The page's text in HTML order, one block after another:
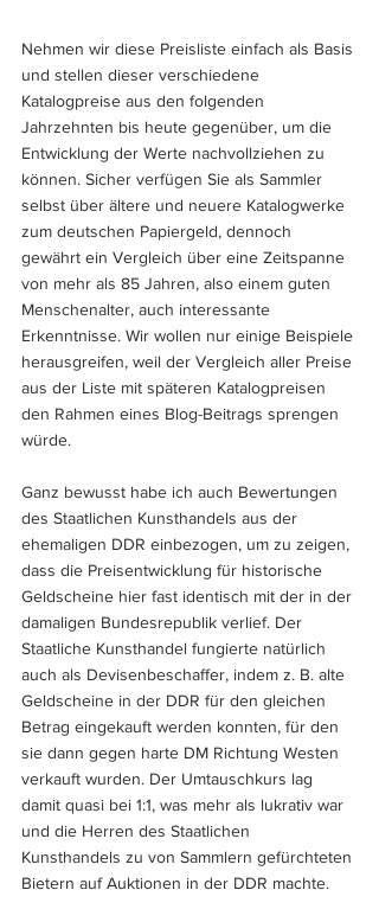
Nehmen wir diese Preisliste einfach als Basis
und stellen dieser verschiedene
Katalogpreise aus den folgenden
Jahrzehnten bis heute gegenüber, um die
Entwicklung der Werte nachvollziehen zu
können. Sicher verfügen Sie als Sammler
selbst über ältere und neuere Katalogwerke
zum deutschen Papiergeld, dennoch
gewährt ein Vergleich über eine Zeitspanne
von mehr als 85 Jahren, also einem guten
Menschenalter, auch interessante
Erkenntnisse. Wir wollen nur einige Beispiele
herausgreifen, weil der Vergleich aller Preise
aus der Liste mit späteren Katalogpreisen
den Rahmen eines Blog-Beitrags sprengen
würde.
Ganz bewusst habe ich auch Bewertungen
des Staatlichen Kunsthandels aus der
ehemaligen DDR einbezogen, um zu zeigen,
dass die Preisentwicklung für historische
Geldscheine hier fast identisch mit der in der
damaligen Bundesrepublik verlief. Der
Staatliche Kunsthandel fungierte natürlich
auch als Devisenbeschaffer, indem z. B. alte
Geldscheine in der DDR für den gleichen
Betrag eingekauft werden konnten, für den
sie dann gegen harte DM Richtung Westen
verkauft wurden. Der Umtauschkurs lag
damit quasi bei 1:1, was mehr als lukrativ war
und die Herren des Staatlichen
Kunsthandels zu von Sammlern gefürchteten
Bietern auf Auktionen in der DDR machte.